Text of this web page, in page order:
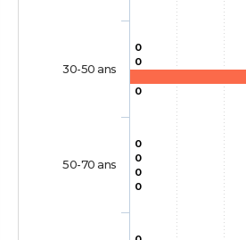
0
0
0
0
0
0
0
30-50 ans
50-70 ans